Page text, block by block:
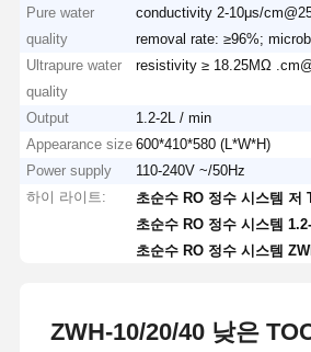
Pure water
quality
conductivity 2-10μs/
removal rate: ≥96%;
Ultrapure water
quality
resistivity ≥ 18.25MΩ
Output
1.2-2L / min
Appearance size 600*410*580 (L*W*H)
Power supply
110-240V ~/50Hz
하이 라이트:
초순수 RO 정수 시스템 저
초순수 RO 정수 시스템
초순수 RO 정수 시스템
ZWH-10/20/40 낮은